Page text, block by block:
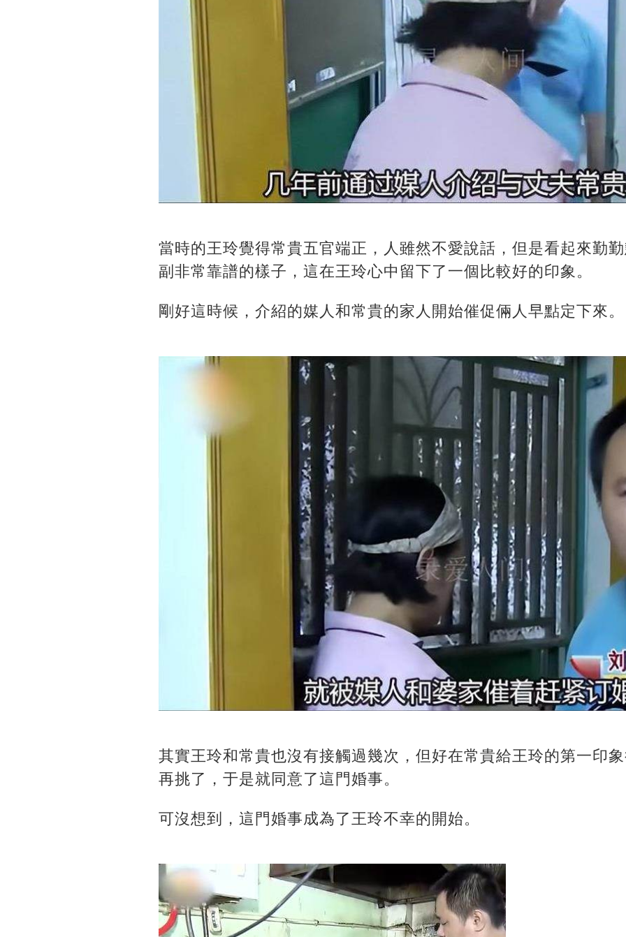
當時的王玲覺得常貴五官端正，人雖然不愛說話，但是看起來勤
副非常靠譜的樣子，這在王玲心中留下了一個比較好的印象。
剛好這時候，介紹的媒人和常貴的家人開始催促倆人早點定下來。
其實王玲和常貴也沒有接觸過幾次，但好在常貴給王玲的第一印
再挑了，于是就同意了這門婚事。
可沒想到，這門婚事成為了王玲不幸的開始。